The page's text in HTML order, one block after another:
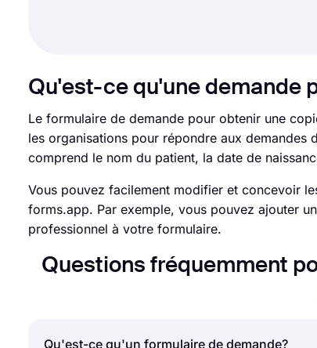
Qu'est-ce qu'une demande
Le formulaire de demande pour obtenir une
les organisations pour répondre aux
comprend le nom du patient, la date de
Vous pouvez facilement modifier et concevoir
forms.app. Par exemple, vous pouvez ajouter
professionnel à votre formulaire.
Questions fréquemment
Qu'est-ce qu'un formulaire de demande?